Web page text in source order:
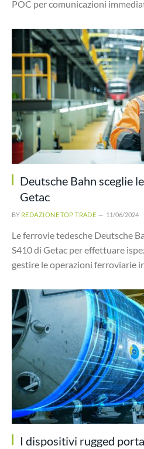
POC per comunicazioni
Deutsche Bahn sceglie
Getac
BY REDAZIONE TOP TRADE 11/06/2024
Le ferrovie tedesche Deutsche
S410 di Getac per effettuare
gestire le operazioni ferroviarie
I dispositivi rugged